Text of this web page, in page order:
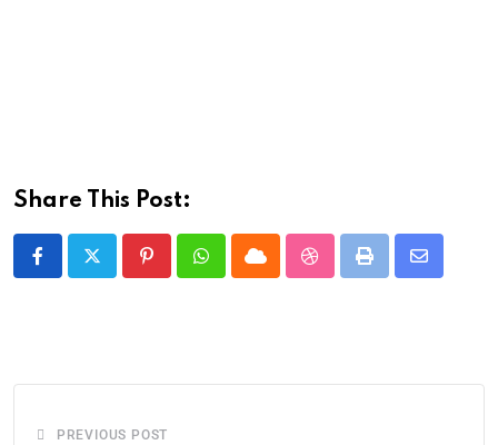
Share This Post:
PREVIOUS POST